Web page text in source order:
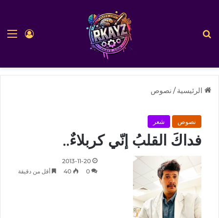
تسجيل
الرئيسية / نصوص
نصوص شعر
فداكَ القلبُ إنّي كربلاءٌ..
2013-11-20
0
40 أقل من دقيقة